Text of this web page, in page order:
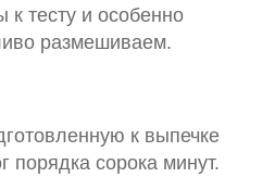
тесту и особенно
размешиваем.
к выпечке
порядка сорока минут.